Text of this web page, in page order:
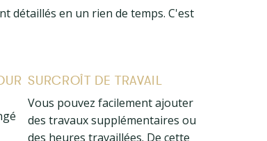
détaillés en un rien de temps. C'est
SURCROÎT DE TRAVAIL
Vous pouvez facilement ajouter
des travaux supplémentaires ou
des heures travaillées. De cette